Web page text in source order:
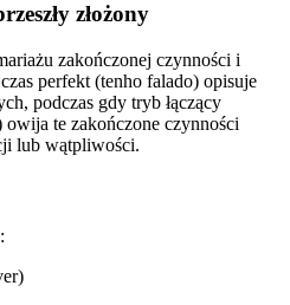
złożony
zakończonej czynności i
perfekt (tenho falado) opisuje
podczas gdy tryb łączący
owija te zakończone czynności
lub wątpliwości.